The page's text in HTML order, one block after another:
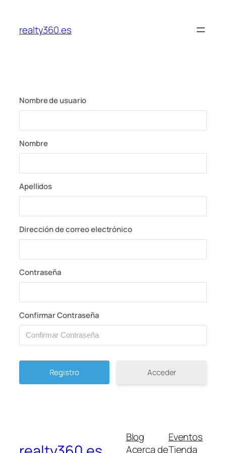
contenido
realty360.es
Nombre de usuario
Nombre
Apellidos
Dirección de correo electrónico
Contraseña
Confirmar Contraseña
Acceder
Blog
Acerca de
Eventos
Tienda